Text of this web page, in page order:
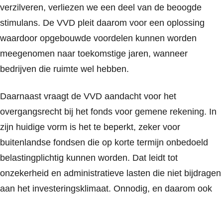
verzilveren, verliezen we een deel van de beoogde
stimulans. De VVD pleit daarom voor een oplossing
waardoor opgebouwde voordelen kunnen worden
meegenomen naar toekomstige jaren, wanneer
bedrijven die ruimte wel hebben.
Daarnaast vraagt de VVD aandacht voor het
overgangsrecht bij het fonds voor gemene rekening. In
zijn huidige vorm is het te beperkt, zeker voor
buitenlandse fondsen die op korte termijn onbedoeld
belastingplichtig kunnen worden. Dat leidt tot
onzekerheid en administratieve lasten die niet bijdragen
aan het investeringsklimaat. Onnodig, en daarom ook